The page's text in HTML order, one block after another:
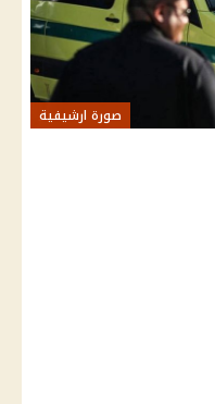
صورة ارشيفية